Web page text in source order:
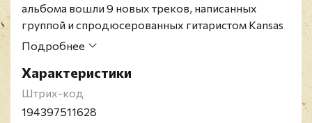
альбома вошли 9 новых треков, написанных
группой и спродюсерованных гитаристом Kansas
Заком Ризви при участии Фила Эхарта и Ричарда
безошибочно характеризуется узнаваемым
стилем группы: мощный вокал Ронни Плата
развивается в монументальные прог-рок-
Подробнее
Характеристики
Штрих-код
194397511628